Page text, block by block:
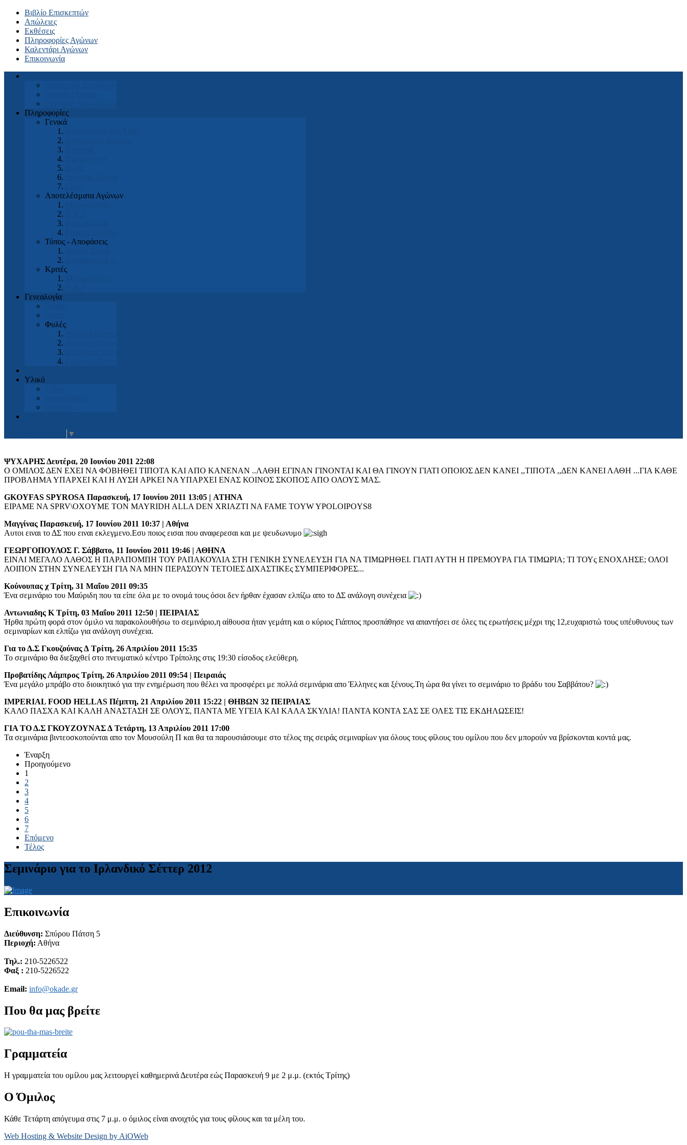
Βιβλίο Επισκεπτών
Απώλειες
Εκθέσεις
Πληροφορίες Αγώνων
Καλεντάρι Αγώνων
Επικοινωνία
Πληροφορίες
Γενικά
Αποτελέσματα Αγώνων
Τύπος - Αποφάσεις
Κριτές
Γενεαλογία
Φυλές
Υλικό
▼
ΨΥΧΑΡΗΣΔευτέρα, 20 Ιουνίου 2011 22:08
Ο ΟΜΙΛΟΣ ΔΕΝ ΕΧΕΙ ΝΑ ΦΟΒΗΘΕΙ ΤΙΠΟΤΑ ΚΑΙ ΑΠΟ ΚΑΝΕΝΑΝ ..ΛΑΘΗ ΕΓΙΝΑΝ ΓΙΝΟΝΤΑΙ ΚΑΙ ΘΑ ΓΙΝΟΥΝ ΓΙΑΤΙ ΟΠΟΙΟΣ ΔΕΝ ΚΑΝΕΙ ,,ΤΙΠΟΤΑ ,,ΔΕΝ ΚΑΝΕΙ ΛΑΘΗ ...ΓΙΑ ΚΑΘΕ
ΠΡΟΒΛΗΜΑ ΥΠΑΡΧΕΙ ΚΑΙ Η ΛΥΣΗ ΑΡΚΕΙ ΝΑ ΥΠΑΡΧΕΙ ΕΝΑΣ ΚΟΙΝΟΣ ΣΚΟΠΟΣ ΑΠΟ ΟΛΟΥΣ ΜΑΣ.
GKOYFAS SPYROSA Παρασκευή, 17 Ιουνίου 2011 13:05 | ATHNA
EIPAME NA SPRV\OXOYME TON MAYRIDH ALLA DEN XRIAZTI NA FAME TOYW YPOLOIPOYS8
Μαγγίνας Παρασκευή, 17 Ιουνίου 2011 10:37 | Αθήνα
Αυτοι ειναι το ΔΣ που ειναι εκλεγμενο.Εσυ ποιος εισαι που αναφερεσαι και με ψευδωνυμο
ΓΕΩΡΓΟΠΟΥΛΟΣ Γ. Σάββατο, 11 Ιουνίου 2011 19:46 | ΑΘΗΝΑ
ΕΙΝΑΙ ΜΕΓΑΛΟ ΛΑΘΟΣ Η ΠΑΡΑΠΟΜΠΗ ΤΟΥ ΡΑΠΑΚΟΥΛΙΑ ΣΤΗ ΓΕΝΙΚΗ ΣΥΝΕΛΕΥΣΗ ΓΙΑ ΝΑ ΤΙΜΩΡΗΘΕΙ. ΓΙΑΤΙ ΑΥΤΗ Η ΠΡΕΜΟΥΡΑ ΓΙΑ ΤΙΜΩΡΙΑ; ΤΙ ΤΟΥς ΕΝΟΧΛΗΣΕ; ΟΛΟΙ
ΛΟΙΠΟΝ ΣΤΗΝ ΣΥΝΕΛΕΥΣΗ ΓΙΑ ΝΑ ΜΗΝ ΠΕΡΑΣΟΥΝ ΤΕΤΟΙΕΣ ΔΙΧΑΣΤΙΚΕς ΣΥΜΠΕΡΙΦΟΡΕΣ...
Κούνουπας χ Τρίτη, 31 Μαΐου 2011 09:35
Ένα σεμινάριο του Μαύριδη που τα είπε όλα με το ονομά τους όσοι δεν ήρθαν έχασαν ελπίζω απο το ΔΣ ανάλογη συνέχεια
Αντωνιαδης Κ Τρίτη, 03 Μαΐου 2011 12:50 | ΠΕΙΡΑΙΑΣ
Ήρθα πρώτη φορά στον όμιλο να παρακολουθήσω το σεμινάριο,η αίθουσα ήταν γεμάτη και ο κύριος Γιάππος προσπάθησε να απαντήσει σε όλες τις ερωτήσεις μέχρι της 12,ευχαριστώ τους υπέυθυνους των
σεμιναρίων και ελπίζω για ανάλογη συνέχεια.
Για το Δ.Σ Γκουζούνας Δ Τρίτη, 26 Απριλίου 2011 15:35
Το σεμινάριο θα διεξαχθεί στο πνευματικό κέντρο Τρίπολης στις 19:30 είσοδος ελεύθερη.
Προβατίδης Λάμπρος Τρίτη, 26 Απριλίου 2011 09:54 | Πειραιάς
Ένα μεγάλο μπράβο στο διοικητικό για την ενημέρωση που θέλει να προσφέρει με πολλά σεμινάρια απο Έλληνες και ξένους.Τη ώρα θα γίνει το σεμινάριο το βράδυ του Σαββάτου?
IMPERIAL FOOD HELLAS Πέμπτη, 21 Απριλίου 2011 15:22 | ΘΗΒΩΝ 32 ΠΕΙΡΑΙΑΣ
ΚΑΛΟ ΠΑΣΧΑ ΚΑΙ ΚΑΛΗ ΑΝΑΣΤΑΣΗ ΣΕ ΟΛΟΥΣ, ΠΑΝΤΑ ΜΕ ΥΓΕΙΑ ΚΑΙ ΚΑΛΑ ΣΚΥΛΙΑ! ΠΑΝΤΑ ΚΟΝΤΑ ΣΑΣ ΣΕ ΟΛΕΣ ΤΙΣ ΕΚΔΗΛΩΣΕΙΣ!
ΓΙΑ ΤΟ Δ.Σ ΓΚΟΥΖΟΥΝΑΣ Δ Τετάρτη, 13 Απριλίου 2011 17:00
Τα σεμινάρια βιντεοσκοπούνται απο τον Μουσούλη Π και θα τα παρουσιάσουμε στο τέλος της σειράς σεμιναρίων για όλους τους φίλους του ομίλου που δεν μπορούν να βρίσκονται κοντά μας.
Έναρξη
Προηγούμενο
1
2
3
4
5
6
7
Επόμενο
Τέλος
Σεμινάριο για το Ιρλανδικό Σέττερ 2012
Επικοινωνία
Διεύθυνση: Σπύρου Πάτση 5
Περιοχή: Αθήνα
Τηλ.: 210-5226522
Φαξ : 210-5226522
Email: info@okade.gr
Που θα μας βρείτε
Γραμματεία
Η γραμματεία του ομίλου μας λειτουργεί καθημερινά Δευτέρα εώς Παρασκευή 9 με 2 μ.μ. (εκτός Τρίτης)
Ο Όμιλος
Κάθε Τετάρτη απόγευμα στις 7 μ.μ. ο όμιλος είναι ανοιχτός για τους φίλους και τα μέλη του.
Web Hosting & Website Design by AiOWeb